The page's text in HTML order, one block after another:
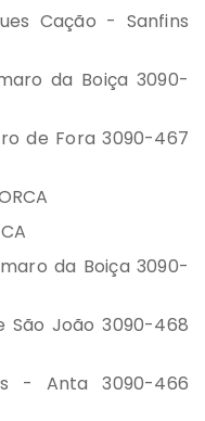
Cação - Sanfins
da Boiça 3090-
de Fora 3090-467
da Boiça 3090-
São João 3090-468
- Anta 3090-466